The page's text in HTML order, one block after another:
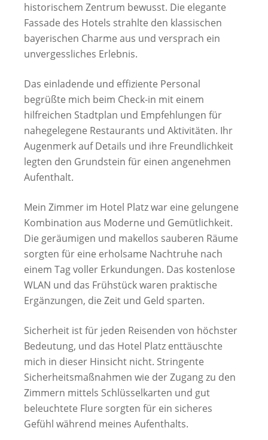
historischem Zentrum bewusst. Die elegante
Fassade des Hotels strahlte den klassischen
bayerischen Charme aus und versprach ein
unvergessliches Erlebnis.
Das einladende und effiziente Personal
begrüßte mich beim Check-in mit einem
hilfreichen Stadtplan und Empfehlungen für
nahegelegene Restaurants und Aktivitäten. Ihr
Augenmerk auf Details und ihre Freundlichkeit
legten den Grundstein für einen angenehmen
Aufenthalt.
Mein Zimmer im Hotel Platz war eine gelungene
Kombination aus Moderne und Gemütlichkeit.
Die geräumigen und makellos sauberen Räume
sorgten für eine erholsame Nachtruhe nach
einem Tag voller Erkundungen. Das kostenlose
WLAN und das Frühstück waren praktische
Ergänzungen, die Zeit und Geld sparten.
Sicherheit ist für jeden Reisenden von höchster
Bedeutung, und das Hotel Platz enttäuschte
mich in dieser Hinsicht nicht. Stringente
Sicherheitsmaßnahmen wie der Zugang zu den
Zimmern mittels Schlüsselkarten und gut
beleuchtete Flure sorgten für ein sicheres
Gefühl während meines Aufenthalts.